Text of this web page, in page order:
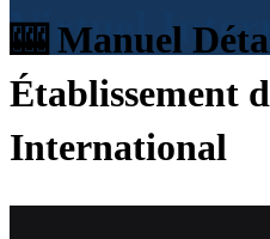
Virtuel
🎰 Manuel
Établissement
International